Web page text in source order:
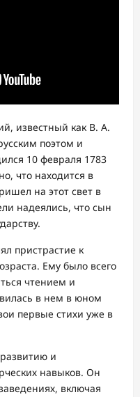
известный как В. А.
поэтом и
10 февраля 1783
что находится в
на этот свет в
надеялись, что сын
пристрастие к
Ему было всего
чтением и
в нем в юном
первые стихи уже в
и
навыков. Он
включая